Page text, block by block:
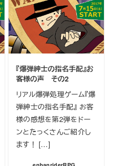
『爆弾紳士の指名手配』お
客様の声 その2
リアル爆弾処理ゲーム『爆
弾紳士の指名手配』 お客
様の感想を第2弾をドー
ンとたっくさんご紹介し
ます！ […]